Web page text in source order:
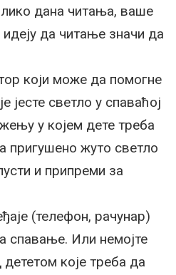
дана читања, ваше
да читање значи да
који може да помогне
јесте светло у спаваћој
у којем дете треба
пригушено жуто светло
и припреми за
(телефон, рачунар)
спавање. Или немојте
које треба да